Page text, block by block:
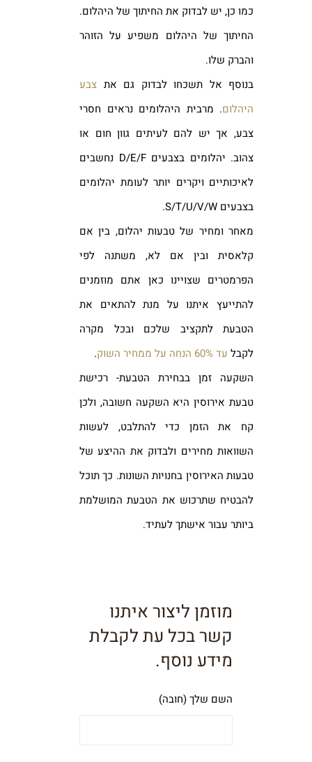
כמו כן, יש לבדוק את החיתוך של היהלום.
החיתוך של היהלום משפיע על הזוהר
והברק שלו.
בנוסף אל תשכחו לבדוק גם את צבע
היהלום. מרבית היהלומים נראים חסרי
צבע, אך יש להם לעיתים גוון חום או
צהוב. יהלומים בצבעים D/E/F נחשבים
לאיכותיים ויקרים יותר לעומת יהלומים
בצבעים S/T/U/V/W.
מאחר ומחיר של טבעות יהלום, בין אם
קלאסית ובין אם לא, משתנה לפי
הפרמטרים שצויינו כאן אתם מוזמנים
להתייעץ איתנו על מנת להתאים את
הטבעת לתקציב שלכם ובכל מקרה
לקבל עד 60% הנחה על ממחיר השוק
.
השקעה זמן בבחירת הטבעת- רכישת
טבעת אירוסין היא השקעה חשובה, ולכן
קח את הזמן כדי להתלבט, לעשות
השוואות מחירים ולבדוק את ההיצע של
טבעות האירוסין בחנויות השונות. כך תוכל
להבטיח שתרכוש את הטבעת המושלמת
ביותר עבור אישתך לעתיד.
מוזמן ליצור איתנו
קשר בכל עת לקבלת
מידע נוסף.
השם שלך (חובה)